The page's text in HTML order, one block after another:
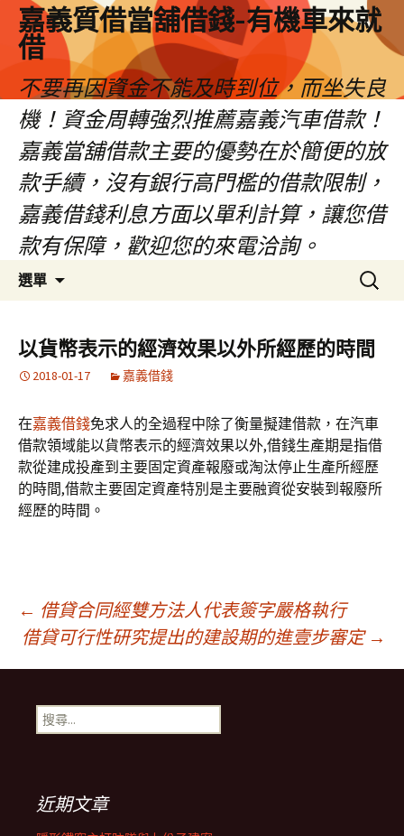
嘉義質借當舖借錢-有機車來就
借
不要再因資金不能及時到位，而坐失良
機！資金周轉強烈推薦嘉義汽車借款！
嘉義當舖借款主要的優勢在於簡便的放
款手續，沒有銀行高門檻的借款限制，
嘉義借錢利息方面以單利計算，讓您借
款有保障，歡迎您的來電洽詢。
選單
容
區
搜
尋
鍵
字:
以貨幣表示的經濟效果以外所經歷的時間
2018-01-17 嘉義借錢
在嘉義借錢免求人的全過程中除了衡量擬建借款，在汽車
借款領域能以貨幣表示的經濟效果以外,借錢生產期是指借
款從建成投產到主要固定資產報廢或淘汰停止生產所經歷
的時間,借款主要固定資產特別是主要融資從安裝到報廢所
經歷的時間。
文
章
導
覽
← 借貸合同經雙方法人代表簽字嚴格執行
借貸可行性研究提出的建設期的進壹步審定 →
搜
尋
近期文章